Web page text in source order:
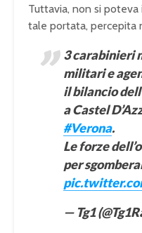
Tuttavia, non si poteva
tale portata, percepita
3 carabinieri
militari e
il bilancio
a Castel
#Verona.
Le forze
per
— Tg1